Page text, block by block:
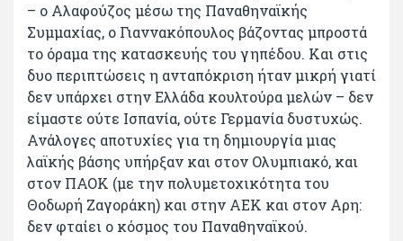
– ο Αλαφούζος μέσω της Παναθηναϊκής
Συμμαχίας, ο Γιαννακόπουλος βάζοντας μπροστά
το όραμα της κατασκευής του γηπέδου. Και στις
δυο περιπτώσεις η ανταπόκριση ήταν μικρή γιατί
δεν υπάρχει στην Ελλάδα κουλτούρα μελών – δεν
είμαστε ούτε Ισπανία, ούτε Γερμανία δυστυχώς.
Ανάλογες αποτυχίες για τη δημιουργία μιας
λαϊκής βάσης υπήρξαν και στον Ολυμπιακό, και
στον ΠΑΟΚ (με την πολυμετοχικότητα του
Θοδωρή Ζαγοράκη) και στην ΑΕΚ και στον Αρη:
δεν φταίει ο κόσμος του Παναθηναϊκού.